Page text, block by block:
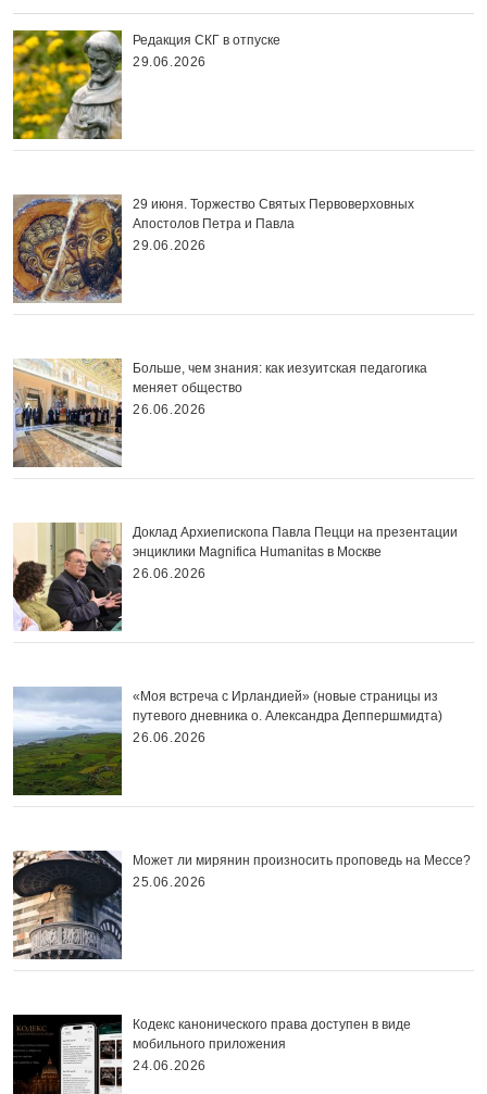
Редакция СКГ в отпуске
29.06.2026
29 июня. Торжество Святых Первоверховных
Апостолов Петра и Павла
29.06.2026
Больше, чем знания: как иезуитская педагогика
меняет общество
26.06.2026
Доклад Архиепископа Павла Пецци на презентации
энциклики Magnifica Нumanitas в Москве
26.06.2026
«Моя встреча с Ирландией» (новые страницы из
путевого дневника о. Александра Деппершмидта)
26.06.2026
Может ли мирянин произносить проповедь на Мессе?
25.06.2026
Кодекс канонического права доступен в виде
мобильного приложения
24.06.2026